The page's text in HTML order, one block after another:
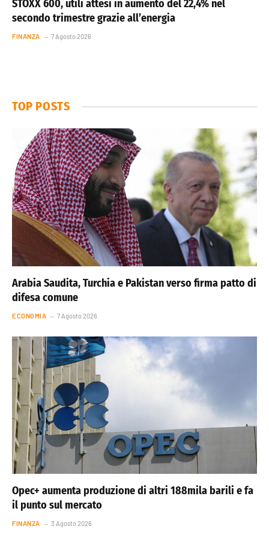
STOXX 600, utili attesi in aumento del 22,4% nel
secondo trimestre grazie all’energia
FINANZA 7 Agosto 2026
TOP POSTS
Arabia Saudita, Turchia e Pakistan verso firma patto di
difesa comune
ECONOMIA 7 Agosto 2026
Opec+ aumenta produzione di altri 188mila barili e fa
il punto sul mercato
FINANZA 3 Agosto 2026